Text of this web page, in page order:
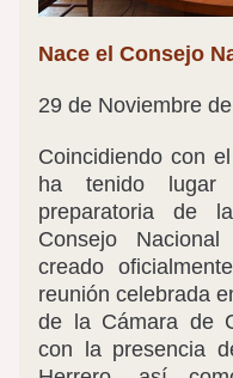
Nace el Consejo
29 de Noviembre
Coincidiendo con
ha tenido lugar
preparatoria de
Consejo
creado
reunión celebrada
de la Cámara de
con la presencia